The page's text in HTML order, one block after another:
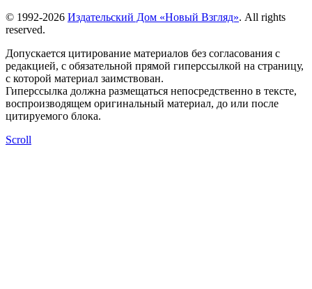
© 1992-2026 Издательский Дом «Новый Взгляд». All rights
reserved.
Допускается цитирование материалов без согласования с
редакцией, с обязательной прямой гиперссылкой на страницу,
с которой материал заимствован.
Гиперссылка должна размещаться непосредственно в тексте,
воспроизводящем оригинальный материал, до или после
цитируемого блока.
Scroll